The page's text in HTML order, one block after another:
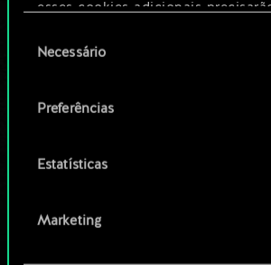
esses cookies adicionais
Você encontrará todos os
de cookies e poderá ajustar as
no menu "Configurações" abaixo.
deNecessário
Preferências
Estatísticas
Marketing
Navegue pelos baralhos da